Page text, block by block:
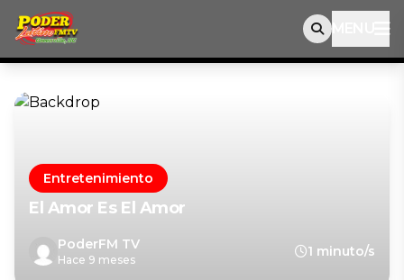
MENU
Entretenimiento
El Amor Es El Amor
PoderFM TV
Hace 9 meses
1 minuto/s